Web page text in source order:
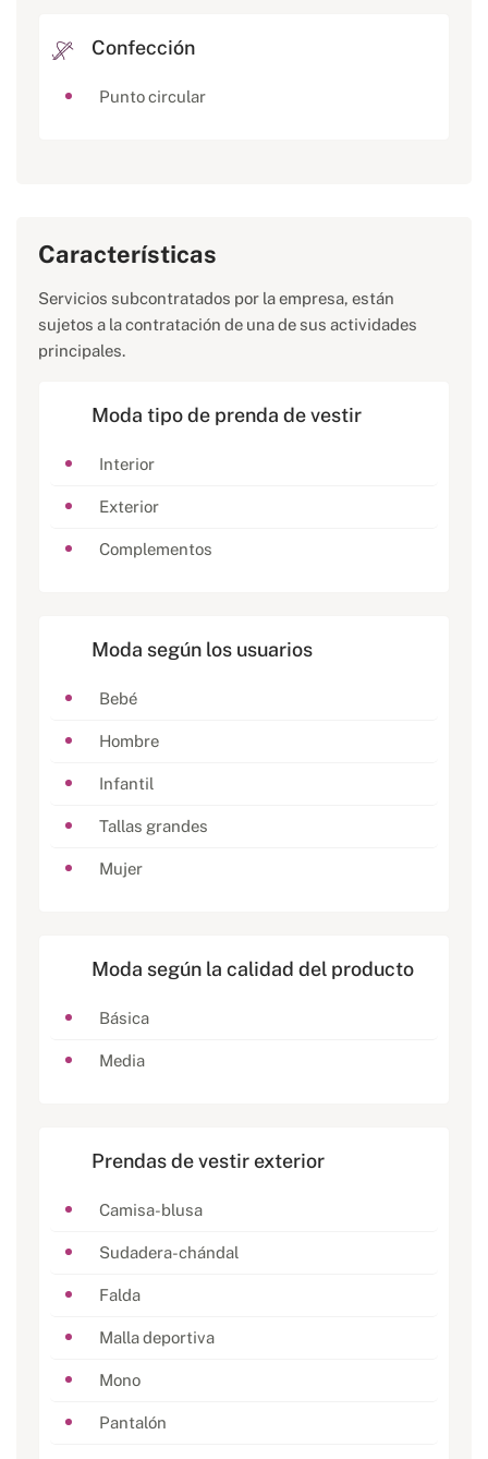
Confección
Punto circular
Características
Servicios subcontratados por la empresa, están
sujetos a la contratación de una de sus actividades
principales.
Moda tipo de prenda de vestir
Interior
Exterior
Complementos
Moda según los usuarios
Bebé
Hombre
Infantil
Tallas grandes
Mujer
Moda según la calidad del producto
Básica
Media
Prendas de vestir exterior
Camisa-blusa
Sudadera-chándal
Falda
Malla deportiva
Mono
Pantalón